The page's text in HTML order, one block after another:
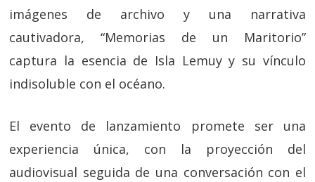
imágenes de archivo y una narrativa
cautivadora, “Memorias de un Maritorio”
captura la esencia de Isla Lemuy y su vínculo
indisoluble con el océano.
El evento de lanzamiento promete ser una
experiencia única, con la proyección del
audiovisual seguida de una conversación con el